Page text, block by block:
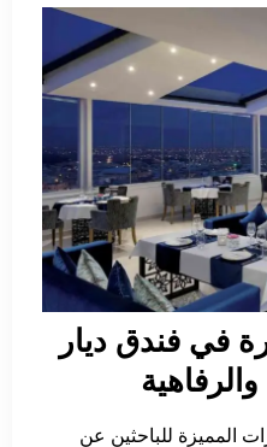
في فندق ديار
المميزة للباحثين عن